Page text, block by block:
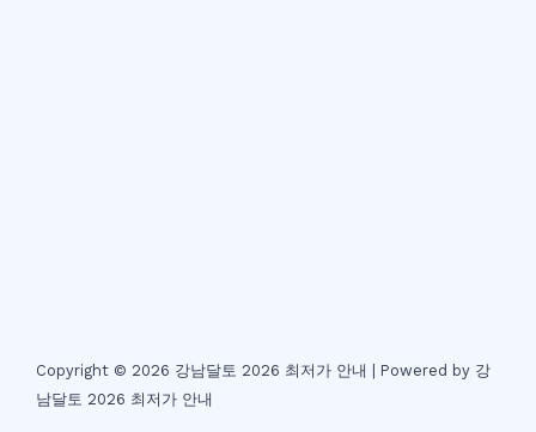
Copyright © 2026 강남달토 2026 최저가 안내 | Powered by 강
남달토 2026 최저가 안내